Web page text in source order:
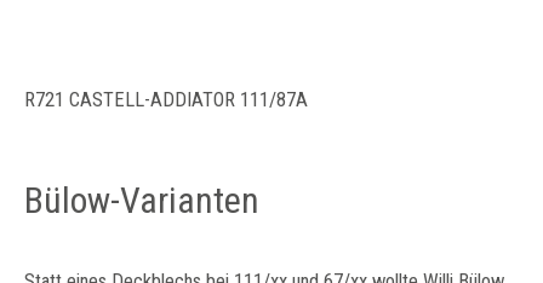
R721 CASTELL-ADDIATOR 111/87A
Bülow-Varianten